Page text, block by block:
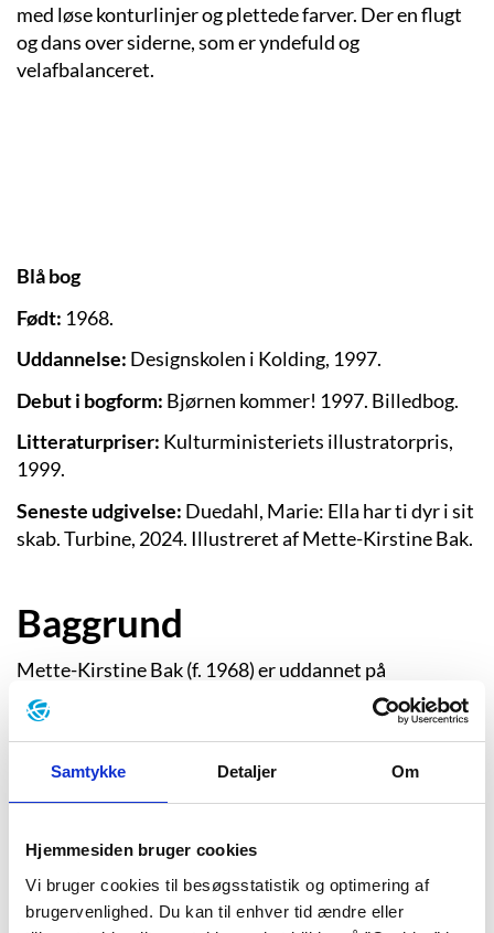
Samtykke Detaljer Om
Hjemmesiden bruger cookies
Vi bruger cookies til besøgsstatistik og optimering af
brugervenlighed. Du kan til enhver tid ændre eller
med løse konturlinjer og plettede farver. Der en flugt
og dans over siderne, som er yndefuld og
velafbalanceret.
Blå bog
Født: 1968.
Uddannelse: Designskolen i Kolding, 1997.
Debut i bogform: Bjørnen kommer! 1997. Billedbog.
Litteraturpriser: Kulturministeriets illustratorpris,
1999.
Seneste udgivelse: Duedahl, Marie: Ella har ti dyr i sit
skab. Turbine, 2024. Illustreret af Mette-Kirstine Bak.
Baggrund
Mette-Kirstine Bak (f. 1968) er uddannet på
Designskolen i Kolding fra 1992 til 1997 på
Illustrationslinien (eller som uddannelsen hedder
institut for visuel kommunikation.
Her blev hun undervist af sprudlende tegnere som
blandt andre Lilian Brøgger og Ken Denning, der i
1990’erne gav en hel generation af illustratorer